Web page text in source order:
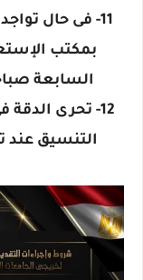
11- فى حال
السابعة
12- تحرى
التنسيق عند